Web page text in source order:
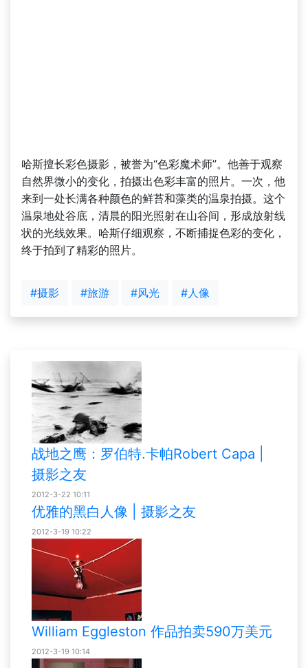
哈斯擅长彩色摄影，被誉为“色彩魔术师”。他善于观察
自然界微小的变化，拍摄出色彩丰富的照片。一次，他
来到一处长满各种颜色的鲜苔和藻类的温泉拍摄。这个
温泉地处谷底，清晨的阳光照射在山谷间，形成放射线
状的光线效果。哈斯仔细观察，不断捕捉色彩的变化，
终于拍到了精彩的照片。
#摄影 #旅游 #风光 #人像
战地之鹰：罗伯特.卡帕Robert Capa |
摄影之友
2012-3-22 10:11
优雅的黑白人像 | 摄影之友
2012-3-19 10:22
William Eggleston 作品拍卖590万美元
2012-3-19 10:14